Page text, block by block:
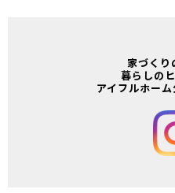
家づくり
暮らしの
アイフルホー